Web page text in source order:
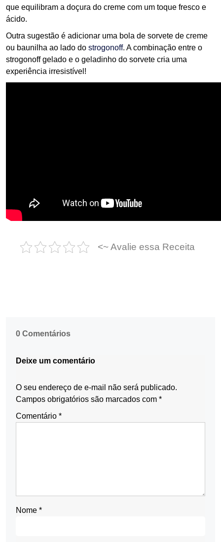
que equilibram a doçura do creme com um toque fresco e
ácido.
Outra sugestão é adicionar uma bola de sorvete de creme
ou baunilha ao lado do strogonoff. A combinação entre o
strogonoff gelado e o geladinho do sorvete cria uma
experiência irresistível!
<~ Avalie essa Receita
0 Comentários
Deixe um comentário
O seu endereço de e-mail não será publicado.
Campos obrigatórios são marcados com *
Comentário *
Nome *